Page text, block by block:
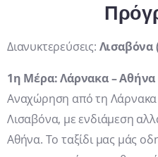
Διανυκτερεύσεις: Λισαβόνα
1η Μέρα: Λάρνακα – Αθήνα
Αναχώρηση από τη Λάρνακα
Λισαβόνα, με ενδιάμεση
Αθήνα. Το ταξίδι μας μάς